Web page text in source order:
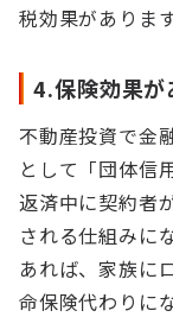
税効果があります
4.保険効果が
不動産投資で金
として「団体信
返済中に契約者
される仕組みに
あれば、家族に
命保険代わりに